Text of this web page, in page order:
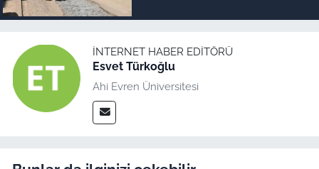
İNTERNET HABER EDITÖRÜ
Esvet Türkoğlu
Ahi Evren Üniversitesi